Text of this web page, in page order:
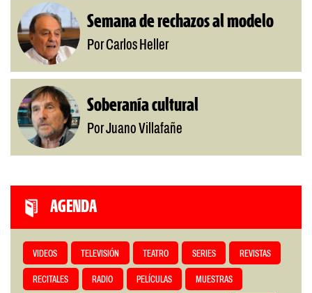
Semana de rechazos al modelo
Por Carlos Heller
Soberanía cultural
Por Juano Villafañe
AGENDA
VIDEOS TELEVISIÓN TEATRO SERIES REVISTAS
RECITALES RADIO PELÍCULAS MUESTRAS